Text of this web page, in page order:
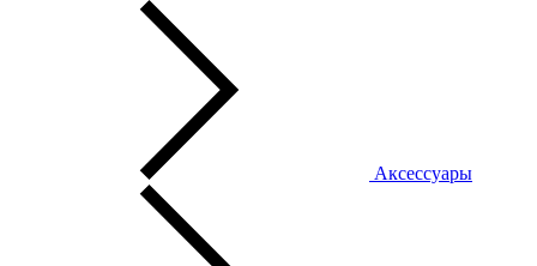
Аксессуары